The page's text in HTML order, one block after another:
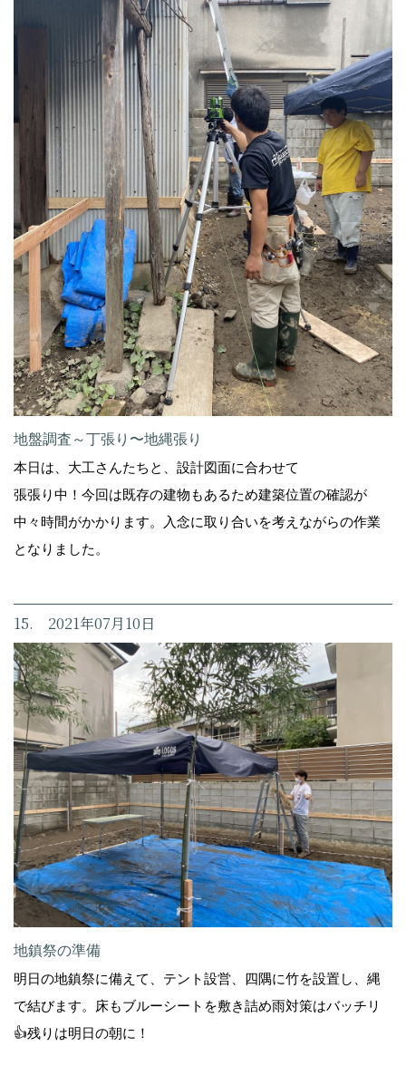
地盤調査～丁張り〜地縄張り
本日は、大工さんたちと、設計図面に合わせて
張張り中！今回は既存の建物もあるため建築位置の確認が
中々時間がかかります。入念に取り合いを考えながらの作業
となりました。
15. 2021年07月10日
地鎮祭の準備
明日の地鎮祭に備えて、テント設営、四隅に竹を設置し、縄
で結びます。床もブルーシートを敷き詰め雨対策はバッチリ
👍残りは明日の朝に！